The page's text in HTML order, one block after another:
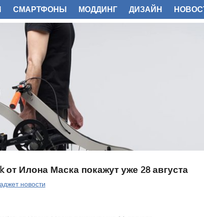
от Илона Маска покажут уже 28 августа
новости
СМАРТФОНЫ МОДДИНГ ДИЗАЙН
ФОТО